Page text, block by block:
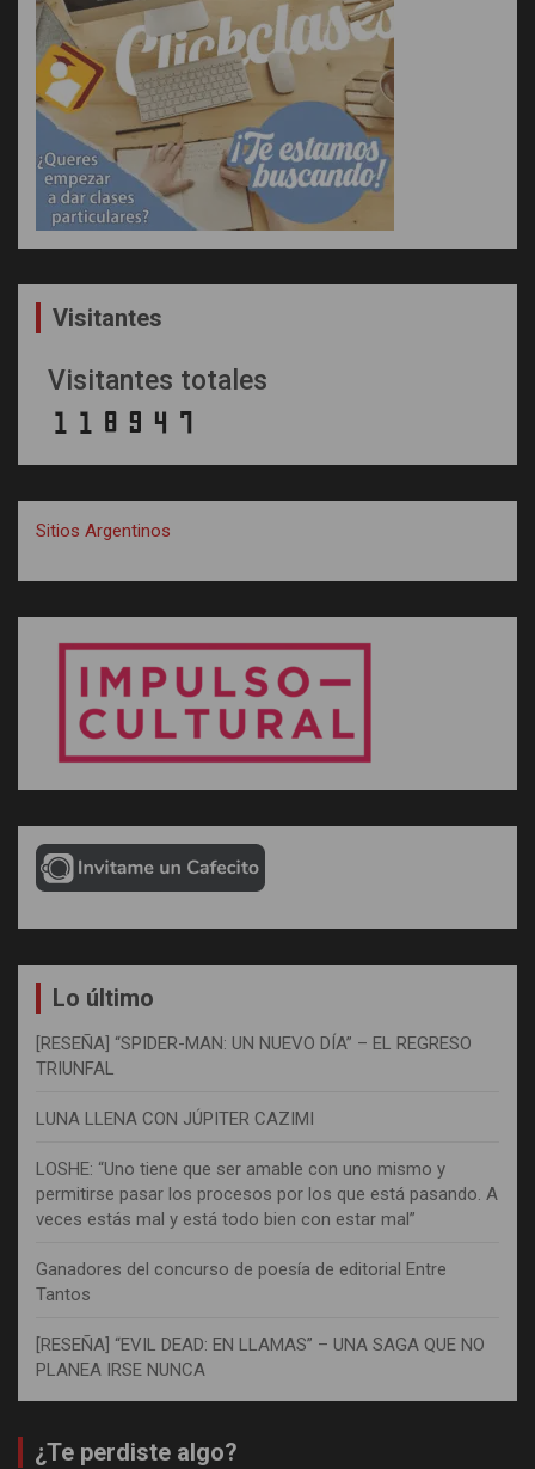
Visitantes
Visitantes totales
Sitios Argentinos
Lo último
[RESEÑA] “SPIDER-MAN: UN NUEVO DÍA” – EL REGRESO
TRIUNFAL
LUNA LLENA CON JÚPITER CAZIMI
LOSHE: “Uno tiene que ser amable con uno mismo y
permitirse pasar los procesos por los que está pasando. A
veces estás mal y está todo bien con estar mal”
Ganadores del concurso de poesía de editorial Entre
Tantos
[RESEÑA] “EVIL DEAD: EN LLAMAS” – UNA SAGA QUE NO
PLANEA IRSE NUNCA
¿Te perdiste algo?